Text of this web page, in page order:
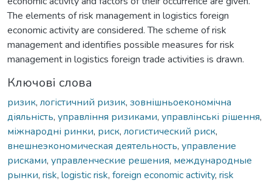
The elements of risk management in logistics foreign
economic activity are considered. The scheme of risk
management and identifies possible measures for risk
management in logistics foreign trade activities is drawn.
Ключові слова
ризик, логістичний ризик, зовнішньоекономічна
діяльність, управління ризиками, управлінські рішення,
міжнародні ринки, риск, логистический риск,
внешнеэкономическая деятельность, управление
рисками, управленческие решения, международные
рынки, risk, logistic risk, foreign economic activity, risk